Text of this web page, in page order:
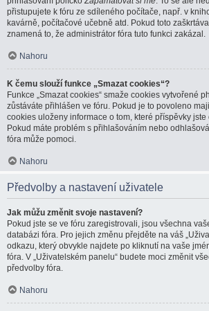
přistupujete k fóru ze sdíleného počítače, např. v
kavárně, počítačové učebně atd. Pokud toto
znamená to, že administrátor fóra tuto funkci zakázal.
Nahoru
K čemu slouží funkce „Smazat cookies“?
Funkce „Smazat cookies“ smaže cookies vytvořené
zůstáváte přihlášen ve fóru. Pokud je to povoleno
cookies uloženy informace o tom, které příspěvky jste
Pokud máte problém s přihlašováním nebo
fóra může pomoci.
Nahoru
Předvolby a nastavení uživatele
Jak můžu změnit svoje nastavení?
Pokud jste se ve fóru zaregistrovali, jsou všechna
databázi fóra. Pro jejich změnu přejděte na váš
odkazu, který obvykle najdete po kliknutí na vaše
fóra. V „Uživatelském panelu“ budete moci změnit
předvolby fóra.
Nahoru